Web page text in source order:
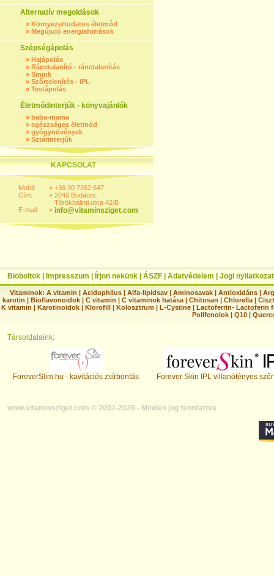
Alternatív megoldások
» Környezettudatos életmód
» Megújuló energiaforrások
Szépségápolás
» Hajápolás
» Ránctalanító - ránctalanítás
» Smink
» Szőrtelenítés - IPL
» Testápolás
Életmódinterjúk - könyvajánlók
» baba-mama
» egészséges életmód
» gyógynövények
» Sztárinterjúk
KAPCSOLAT
Mobil:
Cím:
E-mail:
»
»
»
+36 30 7262 647
2040 Budaörs,
Törökbálinti utca 42/B
info@vitaminsziget.com
Bioboltok Impresszum Írjon nekünk ÁSZF Adatvédelem Jogi nyilatkozat
Vitaminok: A vitamin |Acidophilus |Alfa-lipidsav |Aminosavak |Antioxidáns |
karotin | Bioflavonoidok | C vitamin | C vitaminok hatása | Chitosan | Chlorella |
K vitamin | Karotinoidok | Klorofill | Kolosztrum | L-Cystine | Lactoferrin- Lactoferin
Polifenolok |Q10 |
Társoldalaink:
ForeverSlim.hu - kavitációs zsírbontás Forever Skin IPL villanófényes
www.vitaminsziget.com © 2007-2026 - Minden jog fenntartva